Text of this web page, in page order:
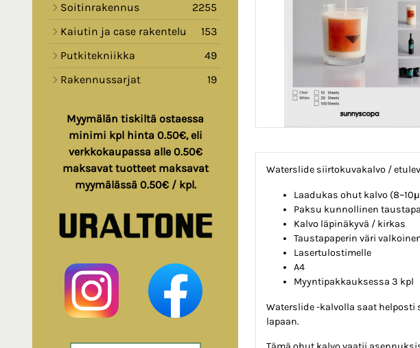
Soitinrakennus
2255
Kaiutin ja case rakentelu
153
Putkitekniikka
49
Rakennussarjat
19
Myymälän tiskiltä ostaessa
minimi kpl hinta 0.50€, eli
verkkokaupassa alle 0.50€
maksavat tuotteet maksavat
myymälässä 0.50€ / kpl.
Waterslide siirtokuvakalvo /
Laadukas ohut kalvo
Paksu kunnollinen
Kalvo läpinäkyvä / kirkas
Taustapaperin väri
Lasertulostimelle
A4
Myyntipakkauksessa 3 kpl
Waterslide -kalvolla saat
lapaan.